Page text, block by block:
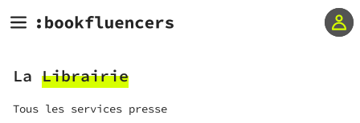
La Librairie
Tous les services presse